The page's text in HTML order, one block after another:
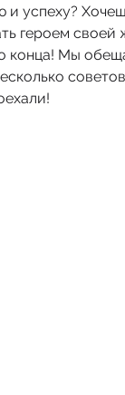
и успеху?
героем своей
конца! Мы